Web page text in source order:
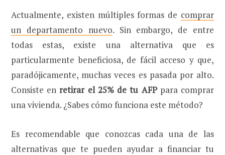
Actualmente, existen múltiples formas de comprar
un departamento nuevo. Sin embargo, de entre
todas estas, existe una alternativa que es
particularmente beneficiosa, de fácil acceso y que,
paradójicamente, muchas veces es pasada por alto.
Consiste en retirar el 25% de tu AFPpara comprar
una vivienda. ¿Sabes cómo funciona este método?
Es recomendable que conozcas cada una de las
alternativas que te pueden ayudar a financiar tu